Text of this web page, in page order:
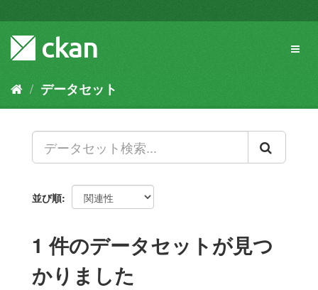
キ
容
データセット
並び順
1 件のデータセットが見つ
かりました